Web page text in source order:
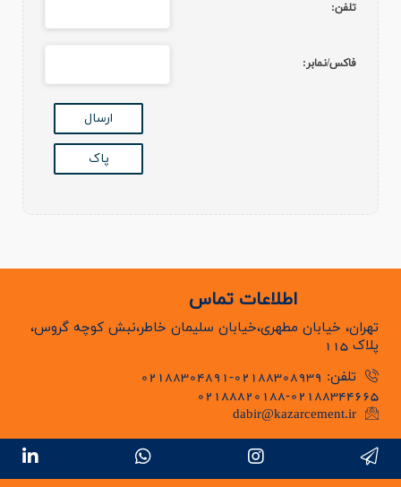
تلفن:
فاکس/نمابر:
ارسال
پاک
اطلاعات تماس
تهران، خیابان مطهری،خیابان سلیمان خاطر،نبش کوچه گروس،
پلاک 115
تلفن: 02188308939-02188304891
02188820188-02188344665
dabir@kazarcement.ir